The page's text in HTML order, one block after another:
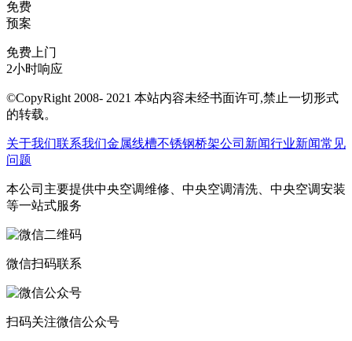
免费
预案
免费上门
2小时响应
©CopyRight 2008- 2021 本站内容未经书面许可,禁止一切形式
的转载。
关于我们联系我们金属线槽不锈钢桥架公司新闻行业新闻常见
问题
本公司主要提供中央空调维修、中央空调清洗、中央空调安装
等一站式服务
微信扫码联系
扫码关注微信公众号